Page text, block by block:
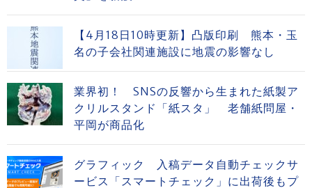
【4月18日10時更新】凸版印刷 熊本・玉
名の子会社関連施設に地震の影響なし
業界初！ SNSの反響から生まれた紙製ア
クリルスタンド「紙スタ」 老舗紙問屋・
平岡が商品化
グラフィック 入稿データ自動チェックサ
ービス「スマートチェック」に出荷後もプ